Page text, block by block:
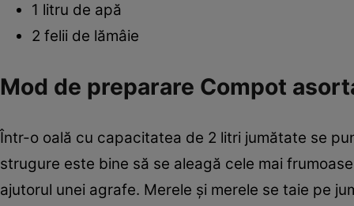
1 litru de apă
2 felii de lămâie
Mod de preparare Compot
Într-o oală cu capacitatea de 2 litri jumătate se
strugure este bine să se aleagă cele mai
ajutorul unei agrafe. Merele şi merele se taie pe